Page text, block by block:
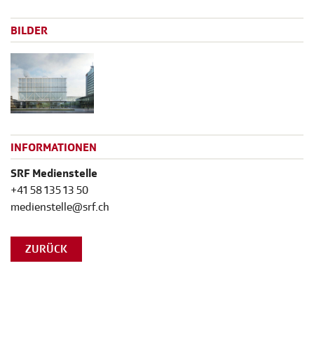
BILDER
INFORMATIONEN
SRF Medienstelle
+41 58 135 13 50
medienstelle@srf.ch
ZURÜCK